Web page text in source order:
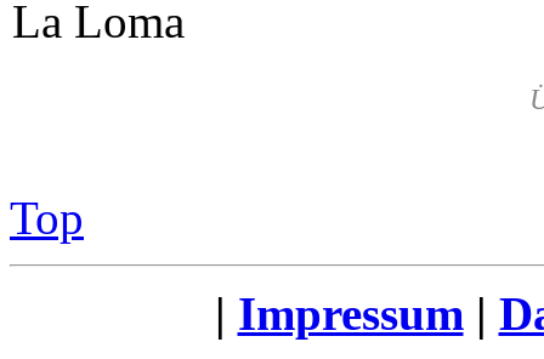
Top
| Impressum |